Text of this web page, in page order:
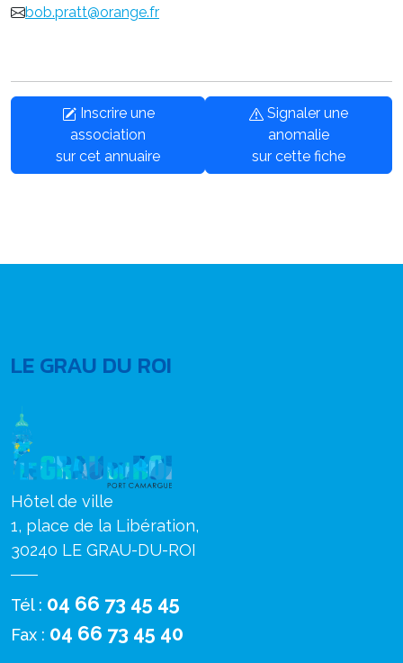
bob.pratt@orange.fr
Inscrire une
association
sur cet annuaire
Signaler une
anomalie
sur cette fiche
LE GRAU DU ROI
Hôtel de ville
1, place de la Libération,
30240 LE GRAU-DU-ROI
Tél : 04 66 73 45 45
Fax : 04 66 73 45 40